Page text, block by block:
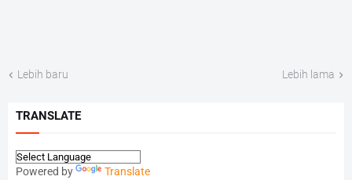
Lebih baru Lebih lama
TRANSLATE
Powered by Translate